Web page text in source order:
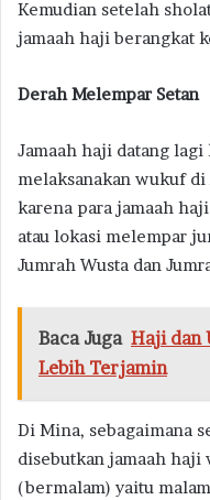
Kemudian setelah
jamaah haji berangkat
Derah Melempar Setan
Jamaah haji datang
melaksanakan wukuf
karena para jamaah
atau lokasi melempar
Jumrah Wusta dan
Baca Juga Haji dan
Lebih Terjamin
Di Mina, sebagaimana
disebutkan jamaah haji
(bermalam) yaitu